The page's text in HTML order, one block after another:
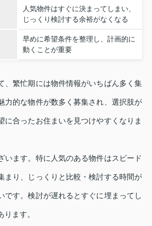
人気物件はすぐに決まってしまい、
じっくり検討する余裕がなくなる
早めに希望条件を整理し、計画的に
動くことが重要
、繁忙期には物件情報がいちばん多く集
力的な物件が数多く募集され、選択肢が
に合ったお住まいを見つけやすくなりま
います。特に人気のある物件はスピード
まり、じっくりと比較・検討する時間が
です。検討が遅れるとすぐに埋まってし
ります。